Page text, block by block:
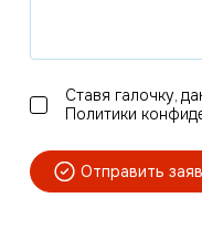
Ставя галочку,
Политики
Отправить